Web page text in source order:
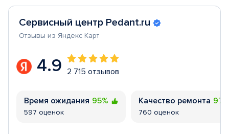
Сервисный центр Pedant.ru
Отзывы из Яндекс Карт
4.9 2 715 отзывов
Время ожидания 95%
597 оценок
Качество ремонта
760 оценок